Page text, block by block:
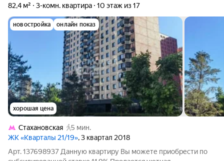
82,4 м² 3-комн. квартира 10 этаж из 17
новостройка онлайн показ
хорошая цена
Стахановская
5 мин.
ЖК «Кварталы 21/19», 3 квартал 2018
Арт. 137698937 Данную квартиру Вы можете приобрести по